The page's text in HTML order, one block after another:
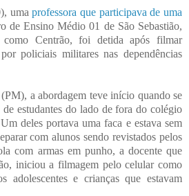
umaprofessora que participava de uma
de Ensino Médio 01 de São Sebastião,
como Centrão, foi detida após filmar
policiais militares nas dependências
a abordagem teve início quando se
estudantes do lado de fora do colégio
deles portava uma faca e estava sem
com alunos sendo revistados pelos
com armas em punho, a docente que
iniciou a filmagem pelo celular como
adolescentes e crianças que estavam